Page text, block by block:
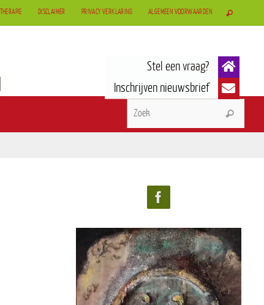
DISCLAIMER PRIVACY VERKLARING ALGEMEEN VOORWAARDEN